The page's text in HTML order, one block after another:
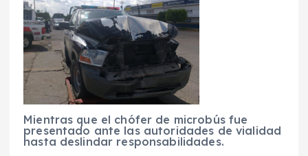
Mientras que el chófer de microbús fue
presentado ante las autoridades de vialidad
hasta deslindar responsabilidades.